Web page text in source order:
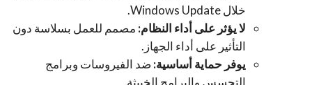
خلال Windows Update.
لا يؤثر على أداء النظام: مصمم للعمل بسلاسة دون
التأثير على أداء الجهاز.
يوفر حماية أساسية:ضد الفيروسات وبرامج
التجسس والبرامج الخبيثة.